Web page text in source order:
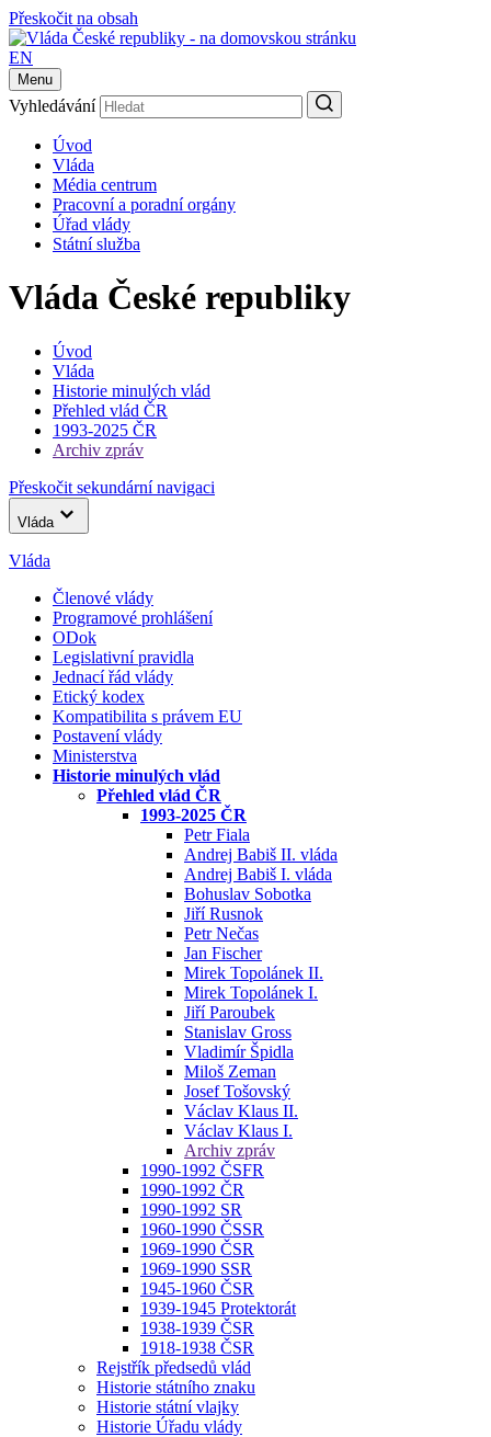
Přeskočit na obsah
EN
Menu
Vyhledávání
Úvod
Vláda
Média centrum
Pracovní a poradní orgány
Úřad vlády
Státní služba
Vláda České republiky
Úvod
Vláda
Historie minulých vlád
Přehled vlád ČR
1993-2025 ČR
Archiv zpráv
Přeskočit sekundární navigaci
Vláda
Vláda
Členové vlády
Programové prohlášení
ODok
Legislativní pravidla
Jednací řád vlády
Etický kodex
Kompatibilita s právem EU
Postavení vlády
Ministerstva
Historie minulých vlád
Přehled vlád ČR
1993-2025 ČR
Petr Fiala
Andrej Babiš II. vláda
Andrej Babiš I. vláda
Bohuslav Sobotka
Jiří Rusnok
Petr Nečas
Jan Fischer
Mirek Topolánek II.
Mirek Topolánek I.
Jiří Paroubek
Stanislav Gross
Vladimír Špidla
Miloš Zeman
Josef Tošovský
Václav Klaus II.
Václav Klaus I.
Archiv zpráv
1990-1992 ČSFR
1990-1992 ČR
1990-1992 SR
1960-1990 ČSSR
1969-1990 ČSR
1969-1990 SSR
1945-1960 ČSR
1939-1945 Protektorát
1938-1939 ČSR
1918-1938 ČSR
Rejstřík předsedů vlád
Historie státního znaku
Historie státní vlajky
Historie Úřadu vlády